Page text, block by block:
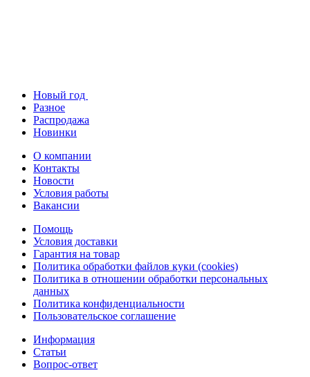
Новый год
Разное
Распродажа
Новинки
О компании
Контакты
Новости
Условия работы
Вакансии
Помощь
Условия доставки
Гарантия на товар
Политика обработки файлов куки (cookies)
Политика в отношении обработки персональных
данных
Политика конфиденциальности
Пользовательское соглашение
Информация
Статьи
Вопрос-ответ